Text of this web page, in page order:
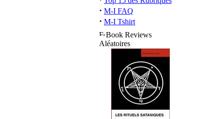
· M-I FAQ
· M-I Tshirt
Book Reviews
Aléatoires